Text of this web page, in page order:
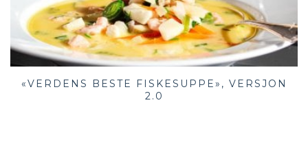
«VERDENS BESTE FISKESUPPE», VERSJON
2.0